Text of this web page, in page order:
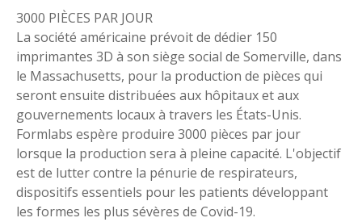
3000 PIÈCES PAR JOUR
La société américaine prévoit de dédier 150
imprimantes 3D à son siège social de Somerville, dans
le Massachusetts, pour la production de pièces qui
seront ensuite distribuées aux hôpitaux et aux
gouvernements locaux à travers les États-Unis.
Formlabs espère produire 3000 pièces par jour
lorsque la production sera à pleine capacité. L'objectif
est de lutter contre la pénurie de respirateurs,
dispositifs essentiels pour les patients développant
les formes les plus sévères de Covid-19.